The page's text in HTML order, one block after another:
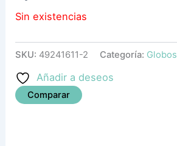
Sin existencias
SKU: 49241611-2 Categoría: Globos
Añadir a deseos
Comparar